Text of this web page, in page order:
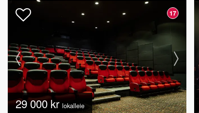
17
29 000 krlokalleie